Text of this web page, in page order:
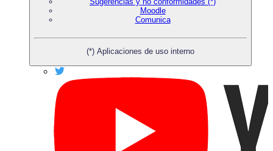
Moodle
Comunica
(*) Aplicaciones de uso interno